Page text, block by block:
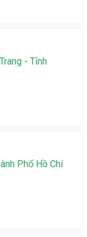
- Tỉnh
Phố Hồ Chí